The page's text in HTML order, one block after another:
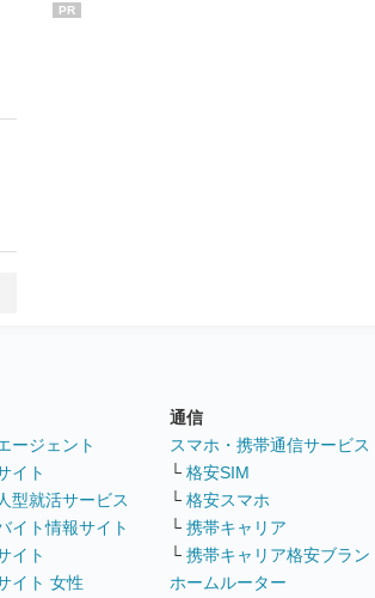
PR
ージェント
イト
型就活サービス
イト情報サイト
イト
イト 女性
通信
スマホ・携帯通信サービス
└ 格安SIM
└ 格安スマホ
└ 携帯キャリア
└ 携帯キャリア格安ブラン
ホームルーター